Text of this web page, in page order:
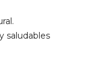
saludables